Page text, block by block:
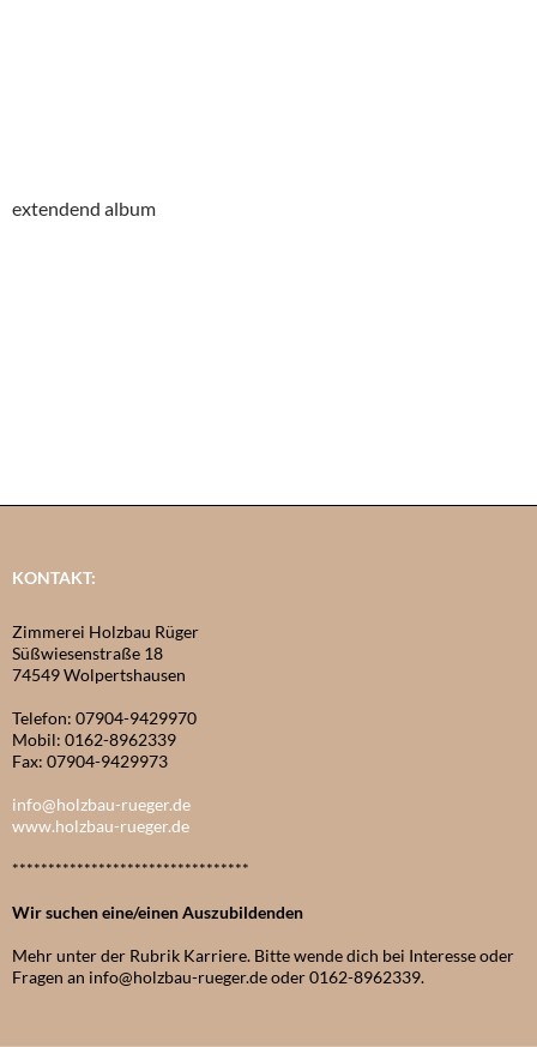
extendend album
KONTAKT:
Zimmerei Holzbau Rüger
Süßwiesenstraße 18
74549 Wolpertshausen
Telefon: 07904-9429970
Mobil: 0162-8962339
Fax: 07904-9429973
info@holzbau-rueger.de
www.holzbau-rueger.de
*********************************
Wir suchen eine/einen Auszubildenden
Mehr unter der Rubrik Karriere. Bitte wende dich bei Interesse oder
Fragen an info@holzbau-rueger.de oder 0162-8962339.